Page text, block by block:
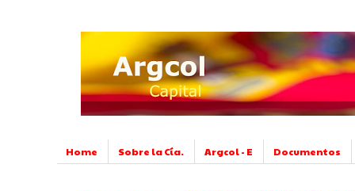
Home Sobre la Cía. Argcol - E Documentos